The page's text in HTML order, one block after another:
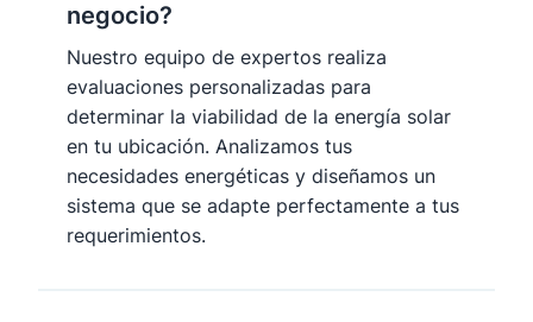
negocio?
Nuestro equipo de expertos realiza
evaluaciones personalizadas para
determinar la viabilidad de la energía solar
en tu ubicación. Analizamos tus
necesidades energéticas y diseñamos un
sistema que se adapte perfectamente a tus
requerimientos.